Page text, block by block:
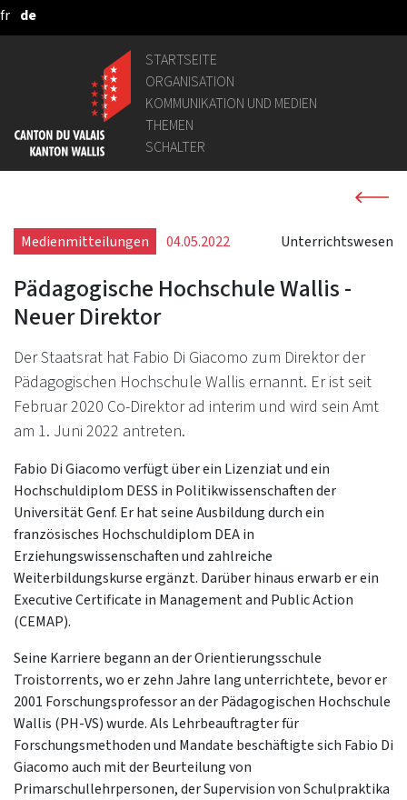
Zum Hauptinhalt springen
fr de
STARTSEITE
ORGANISATION
KOMMUNIKATION UND MEDIEN
THEMEN
SCHALTER
Medienmitteilungen 04.05.2022 Unterrichtswesen
Pädagogische Hochschule Wallis -
Neuer Direktor
Der Staatsrat hat Fabio Di Giacomo zum Direktor der
Pädagogischen Hochschule Wallis ernannt. Er ist seit
Februar 2020 Co-Direktor ad interim und wird sein Amt
am 1. Juni 2022 antreten.
Fabio Di Giacomo verfügt über ein Lizenziat und ein
Hochschuldiplom DESS in Politikwissenschaften der
Universität Genf. Er hat seine Ausbildung durch ein
französisches Hochschuldiplom DEA in
Erziehungswissenschaften und zahlreiche
Weiterbildungskurse ergänzt. Darüber hinaus erwarb er ein
Executive Certificate in Management and Public Action
(CEMAP).
Seine Karriere begann an der Orientierungsschule
Troistorrents, wo er zehn Jahre lang unterrichtete, bevor er
2001 Forschungsprofessor an der Pädagogischen Hochschule
Wallis (PH-VS) wurde. Als Lehrbeauftragter für
Forschungsmethoden und Mandate beschäftigte sich Fabio Di
Giacomo auch mit der Beurteilung von
Primarschullehrpersonen, der Supervision von Schulpraktika